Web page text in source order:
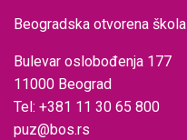
Beogradska otvorena škola
Bulevar oslobođenja 177
11000 Beograd
Tel: +381 11 30 65 800
puz@bos.rs